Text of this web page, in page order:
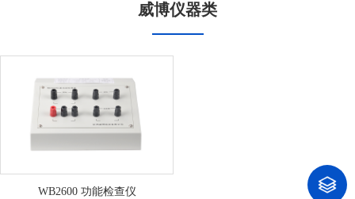
威博仪器类
WB2600 功能检查仪